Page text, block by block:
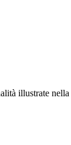
illustrate nella